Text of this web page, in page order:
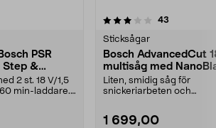
PSR
Step &
2 st. 18 V/1,5
min-laddare.
43
Sticksågar
Bosch AdvancedCut
multisåg med
Liten, smidig såg för
snickeriarbeten och
1 699,00
4.5av 5 stjärnor